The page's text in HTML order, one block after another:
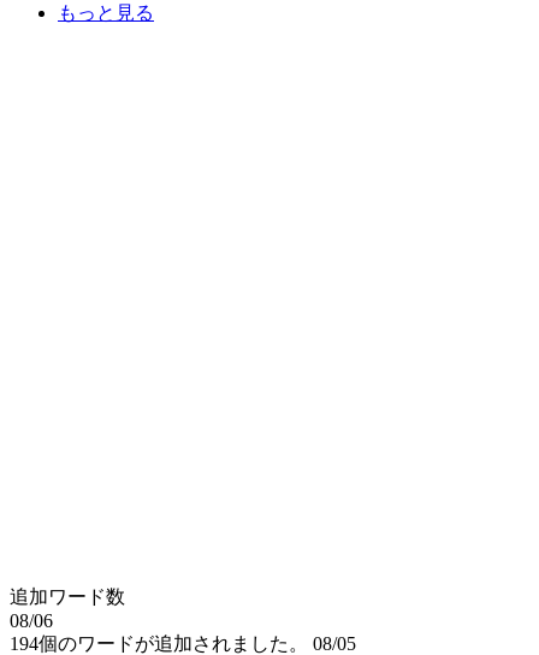
もっと見る
追加ワード数
08/06
194個のワードが追加されました。
08/05